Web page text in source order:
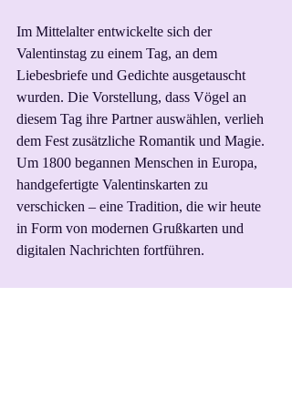
Im Mittelalter entwickelte sich der
Valentinstag zu einem Tag, an dem
Liebesbriefe und Gedichte ausgetauscht
wurden. Die Vorstellung, dass Vögel an
diesem Tag ihre Partner auswählen, verlieh
dem Fest zusätzliche Romantik und Magie.
Um 1800 begannen Menschen in Europa,
handgefertigte Valentinskarten zu
verschicken – eine Tradition, die wir heute
in Form von modernen Grußkarten und
digitalen Nachrichten fortführen.